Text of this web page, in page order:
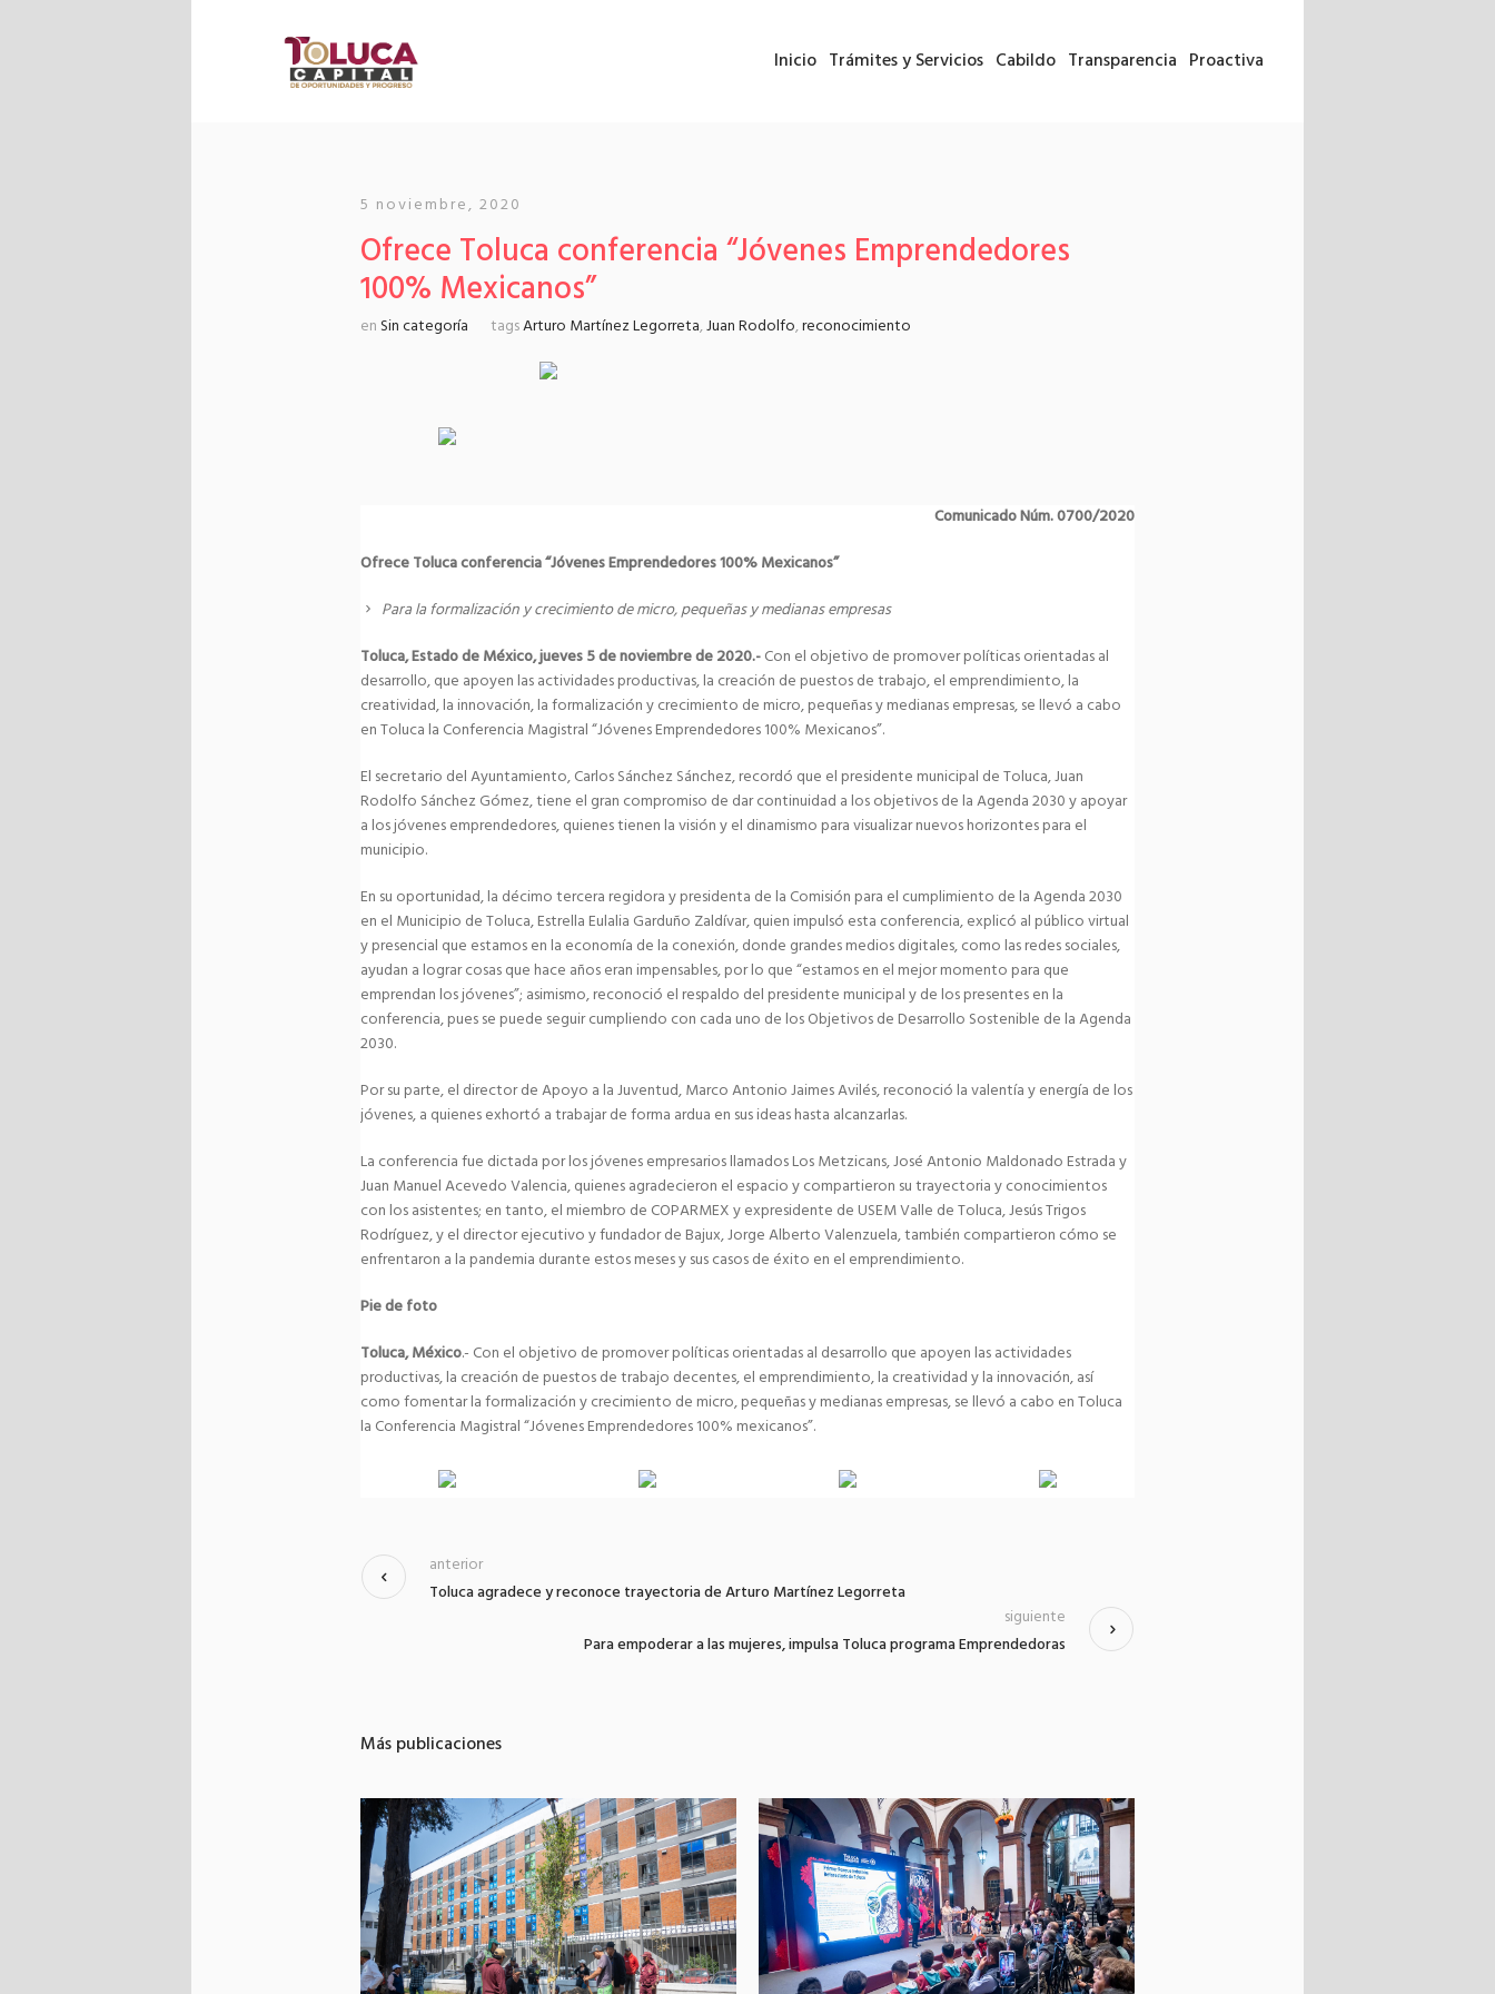
Inicio Trámites y Servicios Cabildo Transparencia Proactiva
5 noviembre, 2020
Ofrece Toluca conferencia “Jóvenes Emprendedores
100% Mexicanos”
en Sin categoría tagsArturo Martínez Legorreta,Juan Rodolfo,reconocimiento
Comunicado Núm. 0700/2020
Ofrece Toluca conferencia “Jóvenes Emprendedores 100% Mexicanos”
Para la formalización y crecimiento de micro, pequeñas y medianas empresas
Toluca, Estado de México, jueves 5 de noviembre de 2020.-Con el objetivo de promover políticas orientadas al
desarrollo, que apoyen las actividades productivas, la creación de puestos de trabajo, el emprendimiento, la
creatividad, la innovación, la formalización y crecimiento de micro, pequeñas y medianas empresas, se llevó a cabo
en Toluca la Conferencia Magistral “Jóvenes Emprendedores 100% Mexicanos”.
El secretario del Ayuntamiento, Carlos Sánchez Sánchez, recordó que el presidente municipal de Toluca, Juan
Rodolfo Sánchez Gómez, tiene el gran compromiso de dar continuidad a los objetivos de la Agenda 2030 y apoyar
a los jóvenes emprendedores, quienes tienen la visión y el dinamismo para visualizar nuevos horizontes para el
municipio.
En su oportunidad, la décimo tercera regidora y presidenta de la Comisión para el cumplimiento de la Agenda 2030
en el Municipio de Toluca, Estrella Eulalia Garduño Zaldívar, quien impulsó esta conferencia, explicó al público virtual
y presencial que estamos en la economía de la conexión, donde grandes medios digitales, como las redes sociales,
ayudan a lograr cosas que hace años eran impensables, por lo que “estamos en el mejor momento para que
emprendan los jóvenes”; asimismo, reconoció el respaldo del presidente municipal y de los presentes en la
conferencia, pues se puede seguir cumpliendo con cada uno de los Objetivos de Desarrollo Sostenible de la Agenda
2030.
Por su parte, el director de Apoyo a la Juventud, Marco Antonio Jaimes Avilés, reconoció la valentía y energía de los
jóvenes, a quienes exhortó a trabajar de forma ardua en sus ideas hasta alcanzarlas.
La conferencia fue dictada por los jóvenes empresarios llamados Los Metzicans, José Antonio Maldonado Estrada y
Juan Manuel Acevedo Valencia, quienes agradecieron el espacio y compartieron su trayectoria y conocimientos
con los asistentes; en tanto, el miembro de COPARMEX y expresidente de USEM Valle de Toluca, Jesús Trigos
Rodríguez, y el director ejecutivo y fundador de Bajux, Jorge Alberto Valenzuela, también compartieron cómo se
enfrentaron a la pandemia durante estos meses y sus casos de éxito en el emprendimiento.
Pie de foto
Toluca, México.- Con el objetivo de promover políticas orientadas al desarrollo que apoyen las actividades
productivas, la creación de puestos de trabajo decentes, el emprendimiento, la creatividad y la innovación, así
como fomentar la formalización y crecimiento de micro, pequeñas y medianas empresas, se llevó a cabo en Toluca
la Conferencia Magistral “Jóvenes Emprendedores 100% mexicanos”.
Toluca agradece y reconoce trayectoria de Arturo Martínez Legorreta
anterior
Para empoderar a las mujeres, impulsa Toluca programa Emprendedoras
siguiente
Más publicaciones